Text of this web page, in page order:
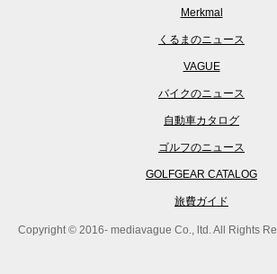
Merkmal
くるまのニュース
VAGUE
バイクのニュース
自動車カタログ
ゴルフのニュース
GOLFGEAR CATALOG
旅費ガイド
Copyright © 2016- mediavague Co., ltd. All Rights